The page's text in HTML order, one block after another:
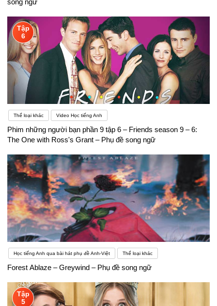
Tập
6
Thể loại khác Video Học tiếng Anh
Phim những người bạn phần 9 tập 6 – Friends season 9 – 6:
The One with Ross's Grant – Phụ đề song ngữ
Học tiếng Anh qua bài hát phụ đề Anh-Việt Thể loại khác
Forest Ablaze – Greywind – Phụ đề song ngữ
Tập
5